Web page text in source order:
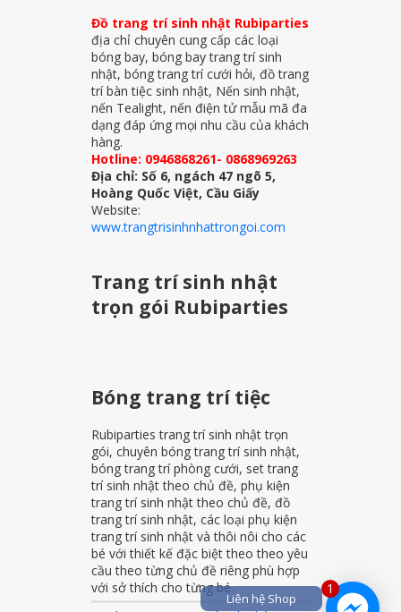
1
Liên hệ Shop
Đồ trang trí sinh nhật Rubiparties
địa chỉ chuyên cung cấp các loại
bóng bay, bóng bay trang trí sinh
nhật, bóng trang trí cưới hỏi, đồ trang
trí bàn tiệc sinh nhật, Nến sinh nhật,
nến Tealight, nến điện tử mẫu mã đa
dạng đáp ứng mọi nhu cầu của khách
hàng.
Hotline: 0946868261- 0868969263
Địa chỉ: Số 6, ngách 47 ngõ 5,
Hoàng Quốc Việt, Cầu Giấy
Website:
www.trangtrisinhnhattrongoi.com
Trang trí sinh nhật
trọn gói Rubiparties
Bóng trang trí tiệc
Rubiparties trang trí sinh nhật trọn
gói, chuyên bóng trang trí sinh nhật,
bóng trang trí phòng cưới, set trang
trí sinh nhật theo chủ đề, phụ kiện
trang trí sinh nhật theo chủ đề, đồ
trang trí sinh nhật, các loại phụ kiện
trang trí sinh nhật và thôi nôi cho các
bé với thiết kế đặc biệt theo theo yêu
cầu theo từng chủ đề riêng phù hợp
với sở thích cho từng bé.